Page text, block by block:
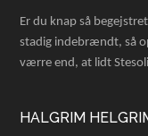
Er du knap så
stadig indebrændt, så
værre end, at lidt
HALGRIM